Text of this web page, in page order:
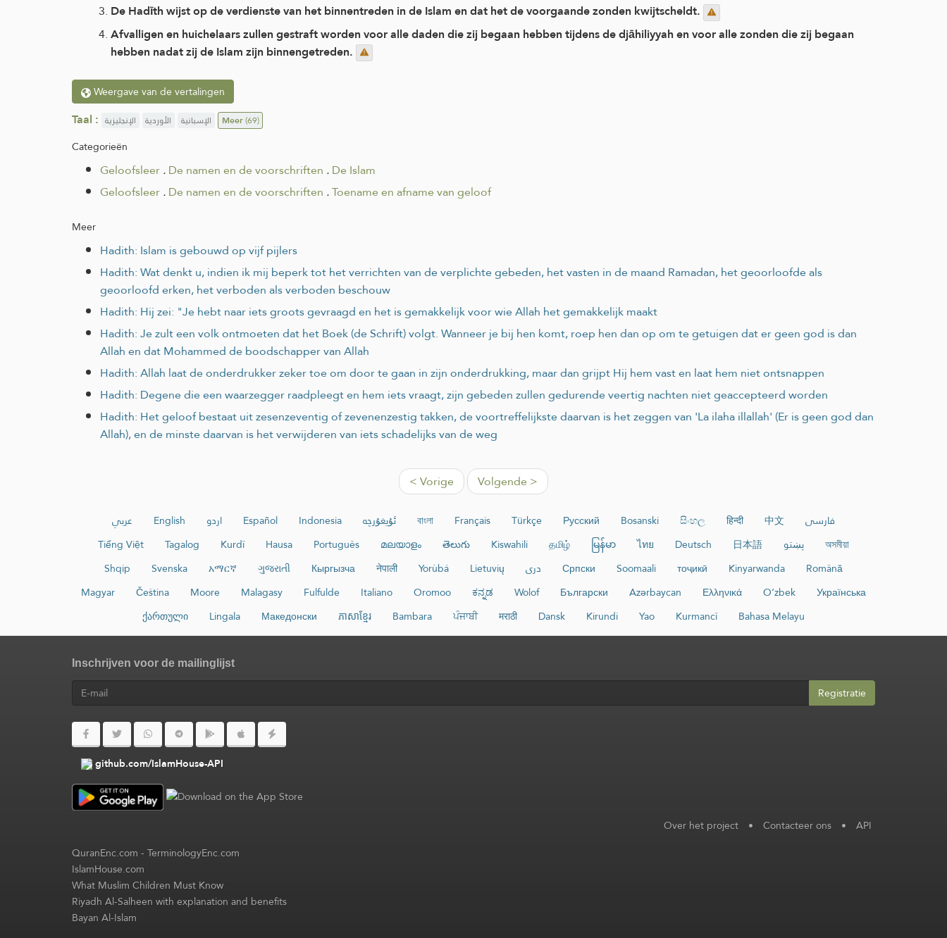
De Hadīth wijst op de verdienste van het binnentreden in de Islam en dat het de voorgaande zonden kwijtscheldt.
Afvalligen en huichelaars zullen gestraft worden voor alle daden die zij begaan hebben tijdens de djāhiliyyah en voor alle zonden die zij begaan
hebben nadat zij de Islam zijn binnengetreden.
Weergave van de vertalingen
Taal : الإنجليزية الأوردية الإسبانية Meer(69)
Categorieën
Geloofsleer.De namen en de voorschriften .De Islam
Geloofsleer.De namen en de voorschriften .Toename en afname van geloof
Meer
Hadith: Islam is gebouwd op vijf pijlers
Hadith: Wat denkt u, indien ik mij beperk tot het verrichten van de verplichte gebeden, het vasten in de maand Ramadan, het geoorloofde als
geoorloofd erken, het verboden als verboden beschouw
Hadith: Hij zei: "Je hebt naar iets groots gevraagd en het is gemakkelijk voor wie Allah het gemakkelijk maakt
Hadith: Je zult een volk ontmoeten dat het Boek (de Schrift) volgt. Wanneer je bij hen komt, roep hen dan op om te getuigen dat er geen god is dan
Allah en dat Mohammed de boodschapper van Allah
Hadith: Allah laat de onderdrukker zeker toe om door te gaan in zijn onderdrukking, maar dan grijpt Hij hem vast en laat hem niet ontsnappen
Hadith: Degene die een waarzegger raadpleegt en hem iets vraagt, zijn gebeden zullen gedurende veertig nachten niet geaccepteerd worden
Hadith: Het geloof bestaat uit zesenzeventig of zevenenzestig takken, de voortreffelijkste daarvan is het zeggen van 'La ilaha illallah' (Er is geen god dan
Allah), en de minste daarvan is het verwijderen van iets schadelijks van de weg
< Vorige Volgende >
عربي English اردو Español Indonesia ئۇيغۇرچە বাংলা Français Türkçe Русский Bosanski සිංහල हिन्दी 中文
فارسی
Tiếng Việt
Tagalog Kurdî Hausa Português മലയാളം తెలుగు Kiswahili தமிழ் မြန်မာ ไทย Deutsch 日本語 پښتو
অসমীয়া
Shqip
Svenska አማርኛ ગુજરાતી Кыргызча नेपाली Yorùbá Lietuvių دری Српски Soomaali тоҷикӣ Kinyarwanda
Română
Magyar
Čeština Moore Malagasy Fulfulde Italiano Oromoo ಕನ್ನಡ Wolof Български Azərbaycan Ελληνικά O‘zbek
Українська
ქართული
Lingala Македонски ភាសាខ្មែរ Bambara ਪੰਜਾਬੀ मराठी Dansk Kirundi Yao Kurmancî Bahasa Melayu
Inschrijven voor de mailinglijst
Registratie
github.com/IslamHouse-API
Over het project • Contacteer ons • API
QuranEnc.com-TerminologyEnc.com
IslamHouse.com
What Muslim Children Must Know
Riyadh Al-Salheen with explanation and benefits
Bayan Al-Islam